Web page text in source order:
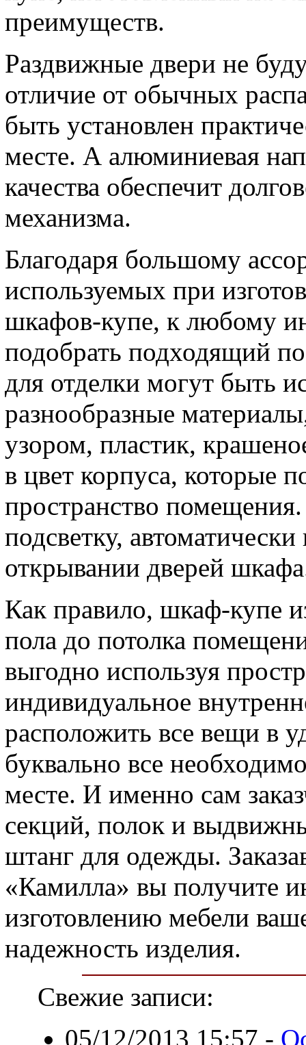
преимуществ.
Раздвижные двери не
отличие от обычных
быть установлен
месте. А алюминиевая
качества обеспечит
механизма.
Благодаря большому
используемых при
шкафов-купе, к любому
подобрать подходящий
для отделки могут быть
разнообразные
узором, пластик,
в цвет корпуса, которые
пространство
подсветку,
открывании дверей
Как правило, шкаф-купе
пола до потолка
выгодно используя
индивидуальное
расположить все вещи в
буквально все
месте. И именно сам
секций, полок и
штанг для одежды.
«Камилла» вы получите
изготовлению мебели
надежность изделия.
Свежие записи:
05/12/2013 15:57 -